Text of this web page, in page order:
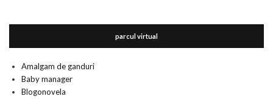
parcul virtual
Amalgam de ganduri
Baby manager
Blogonovela